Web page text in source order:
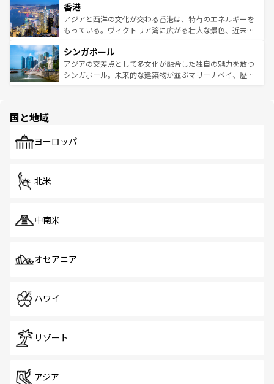
とつ。フォーやバインミー、ベトナムコーヒーなどは、ぜ
ひ現地で味わいたい。どの地域を訪れてもあたたかい人々
が旅行者を迎えてくれるので、きっと忘れられない旅にな
参照してほしい。
の活気が交差している。北部ではチェンマイなどの山岳地
帯で自然と触れ合い、南部ではプーケットやクラビの美し
いビーチでリゾート気分を楽しむことができる。タイ料理
激する。気候は一年中温暖で、どの季節にも異なる楽しみ
が待っている。親しみやすいタイの人々、仏教を中心とし
た文化、そして多様な観光資源が、訪れる旅人を魅了し続
香港
アジアと西洋の文化が交わる香港は、特有のエネルギーを
もっている。ヴィクトリア湾に広がる壮大な景色、近未来
み、どこを訪れても感動するはず。観光スポットが密集し
ており、効率よく見どころを回れるのも魅力。息をのむよ
うな絶景から文化的な体験まで、香港を存分に楽しみ尽く
シンガポール
アジアの交差点として多文化が融合した独自の魅力を放つ
シンガポール。未来的な建築物が並ぶマリーナベイ、歴史
で、ホーカーズは地元の風情を楽しめる外せないスポット
国と地域
ヨーロッパ
北米
中南米
オセアニア
ハワイ
リゾート
アジア